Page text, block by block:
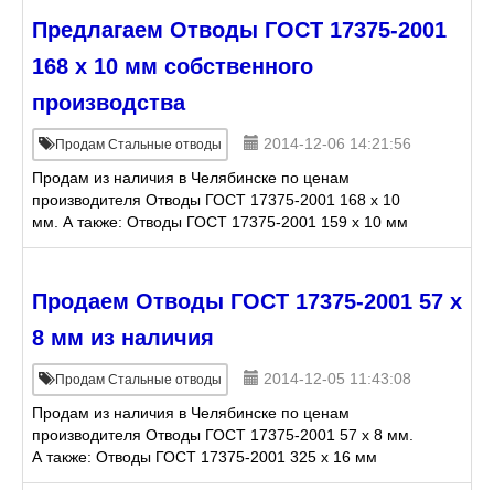
Предлагаем Отводы ГОСТ 17375-2001
168 х 10 мм собственного
производства
Продам Стальные отводы
2014-12-06 14:21:56
Продам из наличия в Челябинске по ценам
производителя Отводы ГОСТ 17375-2001 168 х 10
мм. А также: Отводы ГОСТ 17375-2001 159 х 10 мм
Отводы ГОСТ 17375-2001 33,7 (Ду 32) х 3 мм
Продаем Отводы ГОСТ 17375-2001 57 х
8 мм из наличия
Продам Стальные отводы
2014-12-05 11:43:08
Продам из наличия в Челябинске по ценам
производителя Отводы ГОСТ 17375-2001 57 х 8 мм.
А также: Отводы ГОСТ 17375-2001 325 х 16 мм
Отводы ГОСТ 17375-2001 33,7 (Ду 32) х 3 мм